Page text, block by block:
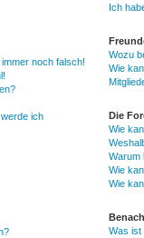
noch falsch!
ich
Ich
Wozu
Wie
Die
Wie
Warum
Wie
Wie
Was ist